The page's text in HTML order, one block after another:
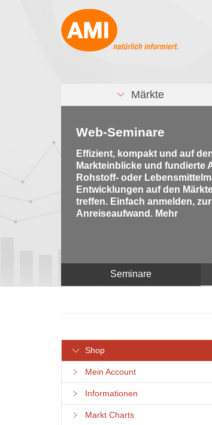
Märkte
Web-Seminare
Effizient, kompakt und auf
Markteinblicke und fundierte
Rohstoff- oder
Entwicklungen auf den
treffen. Einfach anmelden,
Anreiseaufwand. Mehr
Seminare
Shop
Mein Account
Informationen
Markt Charts